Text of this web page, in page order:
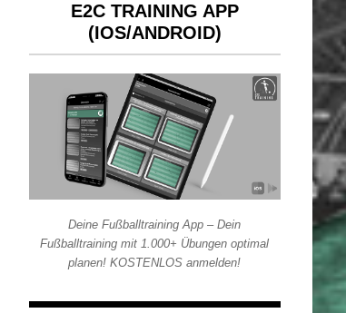
E2C TRAINING APP
(IOS/ANDROID)
Deine Fußballtraining App – Dein
Fußballtraining mit 1.000+ Übungen optimal
planen! KOSTENLOS anmelden!